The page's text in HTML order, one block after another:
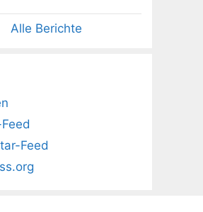
Alle Berichte
Feed